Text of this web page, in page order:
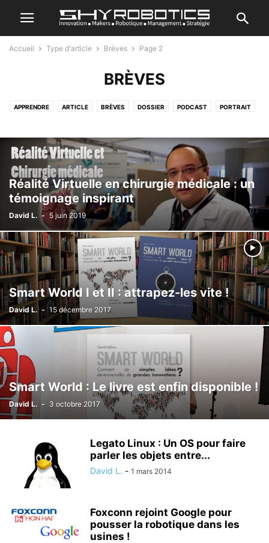
Accueil Type d'article Brèves Page 2
BRÈVES
APPRENDRE ARTICLE BRÈVES DOSSIER PODCAST PORTRAIT
Réalité Virtuelle en chirurgie médicale : un
témoignage inspirant
David L. - 5 juin 2019
Smart World I et II : attrapez-les vite !
David L. - 15 décembre 2017
Smart World : Le livre est enfin disponible !
David L. - 3 octobre 2017
Legato Linux : Un OS pour faire
parler les objets entre...
David L. - 1 mars 2014
Foxconn rejoint Google pour
pousser la robotique dans les
usines !